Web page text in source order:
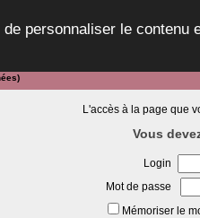
personnaliser le
L'accès à la page que
Vous
Login
Mot de passe
Mémoriser le